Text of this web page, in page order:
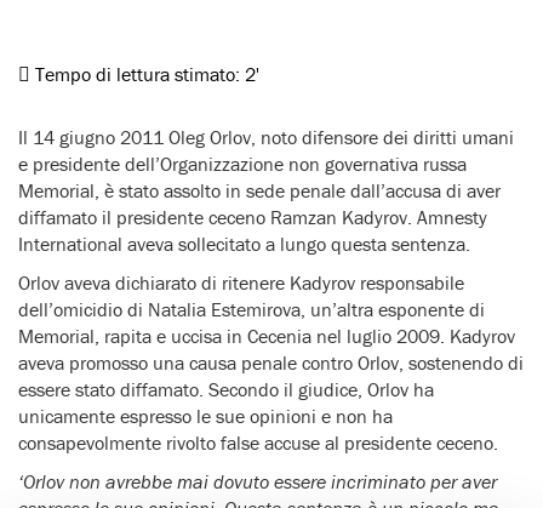
Tempo di lettura stimato: 2'
Il 14 giugno 2011 Oleg Orlov, noto difensore dei diritti umani
e presidente dell’Organizzazione non governativa russa
Memorial, è stato assolto in sede penale dall’accusa di aver
diffamato il presidente ceceno Ramzan Kadyrov. Amnesty
International aveva sollecitato a lungo questa sentenza.
Orlov aveva dichiarato di ritenere Kadyrov responsabile
dell’omicidio di Natalia Estemirova, un’altra esponente di
Memorial, rapita e uccisa in Cecenia nel luglio 2009. Kadyrov
aveva promosso una causa penale contro Orlov, sostenendo di
essere stato diffamato. Secondo il giudice, Orlov ha
unicamente espresso le sue opinioni e non ha
consapevolmente rivolto false accuse al presidente ceceno.
‘Orlov non avrebbe mai dovuto essere incriminato per aver